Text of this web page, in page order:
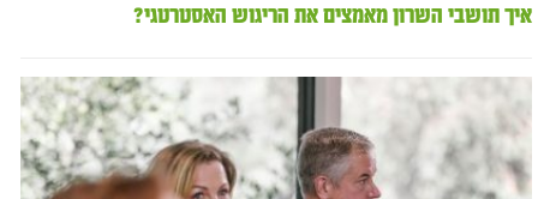
איך תושבי השרון מאמצים את הריגוש האסטרטגי?